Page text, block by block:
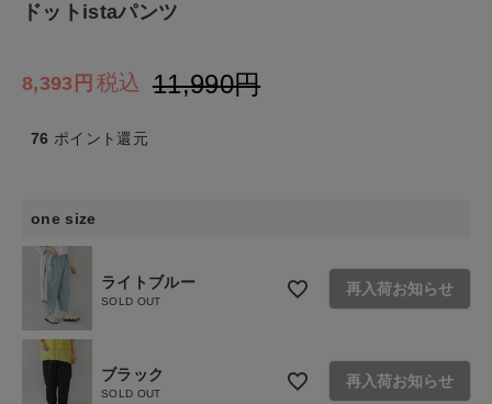
CONTENTS
特集
ご利用ガイド
お問い合わせ
ドットistaパンツ
11,990
8,393 税込
76 ポイント還元
one size
ライトブルー
SOLD OUT
再入荷お知らせ
ブラック
SOLD OUT
再入荷お知らせ